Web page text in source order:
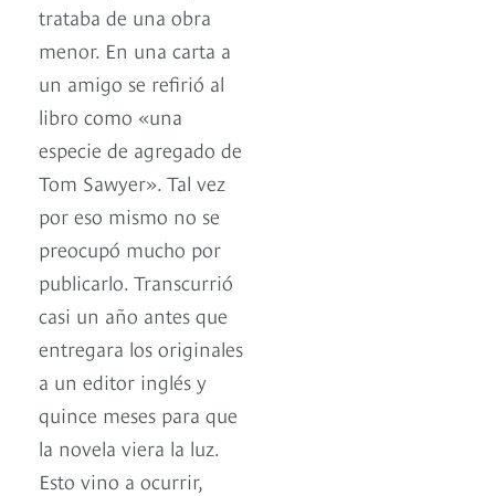
trataba de una obra
menor. En una carta a
un amigo se refirió al
libro como «una
especie de agregado de
Tom Sawyer». Tal vez
por eso mismo no se
preocupó mucho por
publicarlo. Transcurrió
casi un año antes que
entregara los originales
a un editor inglés y
quince meses para que
la novela viera la luz.
Esto vino a ocurrir,